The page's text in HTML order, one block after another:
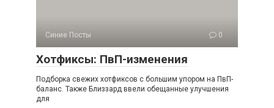
Синие Посты 0
Хотфиксы: ПвП-изменения
Подборка свежих хотфиксов с большим упором на ПвП-
баланс. Также Близзард ввели обещанные улучшения
для